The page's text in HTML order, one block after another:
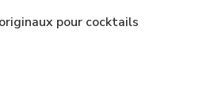
pour cocktails